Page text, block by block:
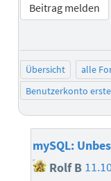
Beitrag melden
Übersicht alle
Benutzerkonto
mySQL:
Rolf B